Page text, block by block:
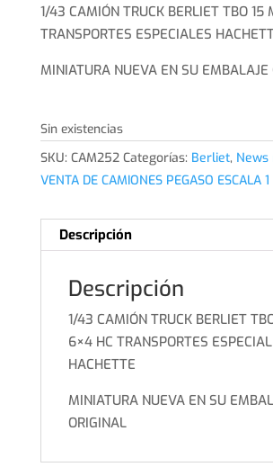
original
era:
30,00€.
es:
1/43 CAMIÓN TRUCK BERLIET TBO 15
TRANSPORTES ESPECIALES
MINIATURA NUEVA EN SU EMBALAJE
Sin existencias
SKU: CAM252 Categorías: Berliet, News
VENTA DE CAMIONES PEGASO ESCALA
Descripción
Descripción
1/43 CAMIÓN TRUCK BERLIET
6×4 HC TRANSPORTES
HACHETTE
MINIATURA NUEVA EN SU
ORIGINAL